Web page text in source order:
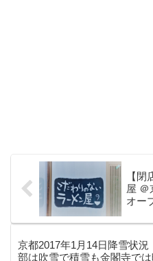
【
屋 ＠
オー
京都2017年1月14日降雪状況
部は吹雪で積雪も金閣寺で